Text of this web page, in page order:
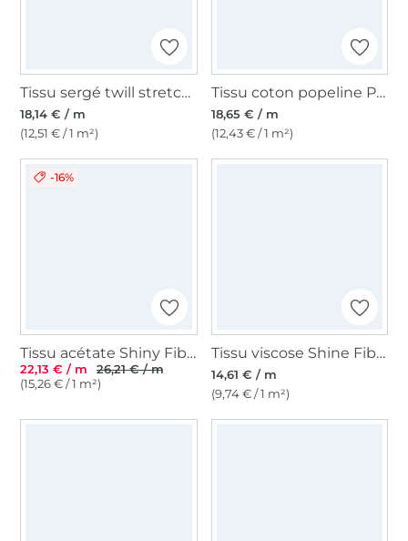
Tissu sergé twill stretch coton Fibre Mood, lilas
18,14 € / m
(12,51 € / 1 m²)
Tissu coton popeline Paper Touch Fibre Mood, orange pâle
18,65 € / m
(12,43 € / 1 m²)
-16%
Tissu acétate Shiny Fibre Mood, marron
22,13 € / m
26,21 € / m
(15,26 € / 1 m²)
Tissu viscose Shine Fibre Mood, vert
14,61 € / m
(9,74 € / 1 m²)